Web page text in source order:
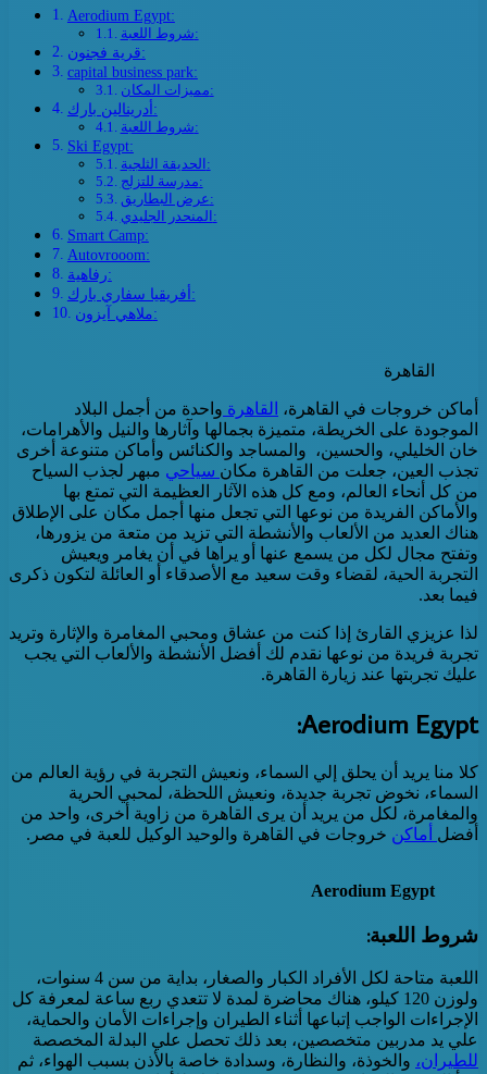
Aerodium Egypt:
شروط اللعبة:
قرية فجنون:
capital business park:
مميزات المكان:
أدرينالين بارك:
شروط اللعبة:
Ski Egypt:
الحديقة الثلجية:
مدرسة للتزلج:
عرض البطاريق:
المنحدر الجليدي:
Smart Camp:
Autovrooom:
رفاهية:
أفريقيا سفاري بارك:
ملاهي آيزون:
القاهرة
أماكن خروجات في القاهرة، القاهرة واحدة من أجمل البلاد
الموجودة على الخريطة، متميزة بجمالها وآثارها والنيل والأهرامات،
خان الخليلي، والحسين، والمساجد والكنائس وأماكن متنوعة أخرى
تجذب العين، جعلت من القاهرة مكان سياحي مبهر لجذب السياح
من كل أنحاء العالم، ومع كل هذه الآثار العظيمة التي تمتع بها
والأماكن الفريدة من نوعها التي تجعل منها أجمل مكان على الإطلاق
هناك العديد من الألعاب والأنشطة التي تزيد من متعة من يزورها،
وتفتح مجال لكل من يسمع عنها أو يراها في أن يغامر ويعيش
التجربة الحية، لقضاء وقت سعيد مع الأصدقاء أو العائلة لتكون ذكرى
فيما بعد.
لذا عزيزي القارئ إذا كنت من عشاق ومحبي المغامرة والإثارة وتريد
تجربة فريدة من نوعها نقدم لك أفضل الأنشطة والألعاب التي يجب
عليك تجربتها عند زيارة القاهرة.
Aerodium Egypt:
كلا منا يريد أن يحلق إلي السماء، ونعيش التجربة في رؤية العالم من
السماء، نخوض تجربة جديدة، ونعيش اللحظة، لمحبي الحرية
والمغامرة، لكل من يريد أن يرى القاهرة من زاوية أخرى، واحد من
أفضل أماكن خروجات في القاهرة والوحيد الوكيل للعبة في مصر.
Aerodium Egypt
شروط اللعبة:
اللعبة متاحة لكل الأفراد الكبار والصغار، بداية من سن 4 سنوات،
ولوزن 120 كيلو، هناك محاضرة لمدة لا تتعدي ربع ساعة لمعرفة كل
الإجراءات الواجب إتباعها أثناء الطيران وإجراءات الأمان والحماية،
علي يد مدربين متخصصين، بعد ذلك تحصل علي البدلة المخصصة
للطيران، والخوذة، والنظارة، وسدادة خاصة بالأذن بسبب الهواء، ثم